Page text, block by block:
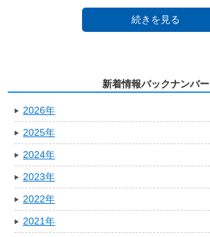
続きを見る
新着情報バックナンバー
2026年
2025年
2024年
2023年
2022年
2021年